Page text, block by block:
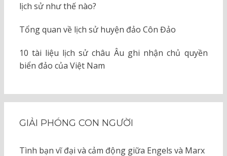
lịch sử như thế nào?
Tổng quan về lịch sử huyện đảo Côn Đảo
10 tài liệu lịch sử châu Âu ghi nhận chủ quyền
biển đảo của Việt Nam
GIẢI PHÓNG CON NGƯỜI
Tình bạn vĩ đại và cảm động giữa Engels và Marx